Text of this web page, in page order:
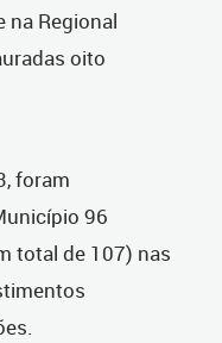
na Regional
oito
foram
96
total de 107) nas